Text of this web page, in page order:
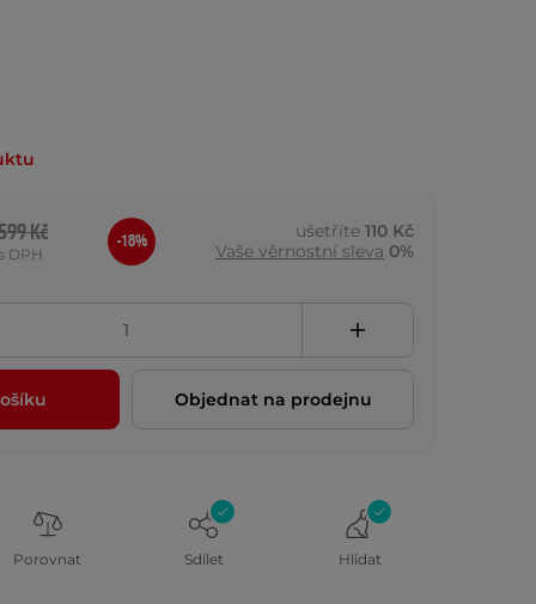
Kč
s DPH
-18% ušetříte 110 Kč
Vaše věrnostní sleva 0%
Objednat na prodejnu
Porovnat Sdílet Hlídat